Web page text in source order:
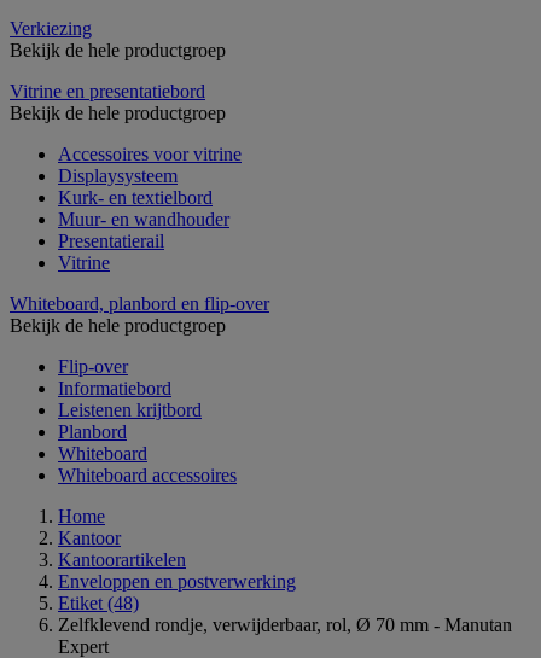
Verkiezing
Bekijk de hele productgroep
Vitrine en presentatiebord
Bekijk de hele productgroep
Accessoires voor vitrine
Displaysysteem
Kurk- en textielbord
Muur- en wandhouder
Presentatierail
Vitrine
Whiteboard, planbord en flip-over
Bekijk de hele productgroep
Flip-over
Informatiebord
Leistenen krijtbord
Planbord
Whiteboard
Whiteboard accessoires
Home
Kantoor
Kantoorartikelen
Enveloppen en postverwerking
Etiket (48)
Zelfklevend rondje, verwijderbaar, rol, Ø 70 mm - Manutan
Expert